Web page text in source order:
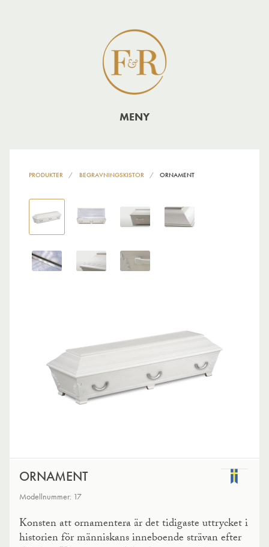
MENY
PRODUKTER BEGRAVNINGSKISTOR ORNAMENT
ORNAMENT
Modellnummer: 17
Konsten att ornamentera är det tidigaste uttrycket i
historien för människans inneboende strävan efter